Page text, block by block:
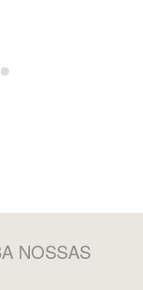
NOSSAS